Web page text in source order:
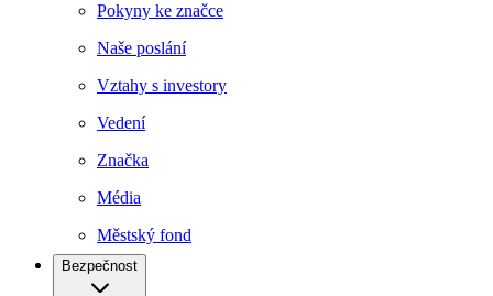
Pokyny ke značce
Naše poslání
Vztahy s investory
Vedení
Značka
Média
Městský fond
Bezpečnost